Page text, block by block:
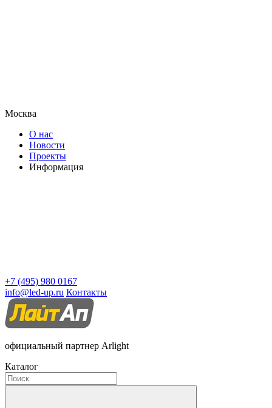
Москва
О нас
Новости
Проекты
Информация
+7 (495) 980 0167
info@led-up.ru Контакты
официальный партнер Arlight
Каталог